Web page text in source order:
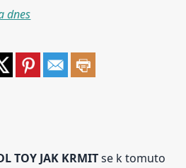
dnes
TOY JAK KRMITse k tomuto